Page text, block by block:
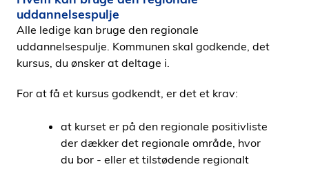
uddannelsespulje
Alle ledige kan bruge den regionale
uddannelsespulje. Kommunen skal godkende, det
kursus, du ønsker at deltage i.
For at få et kursus godkendt, er det et krav:
at kurset er på den regionale positivliste
der dækker det regionale område, hvor
du bor - eller et tilstødende regionalt